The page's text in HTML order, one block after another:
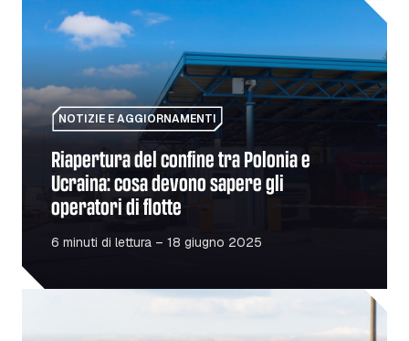
Riapertura del confine tra Polonia e Ucraina: cosa
NOTIZIE E AGGIORNAMENTI
Riapertura del confine tra Polonia e
Ucraina: cosa devono sapere gli
operatori di flotte
6 minuti di lettura – 18 giugno 2025
Cosa devono sapere i responsabili delle flotte sulle